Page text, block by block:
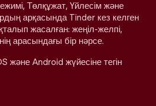
Төлқұжат, Үйлесім және
арқасында Tinder кез келген
жасалған: жеңіл-желпі,
арасындағы бір нәрсе.
және Android жүйесіне тегін